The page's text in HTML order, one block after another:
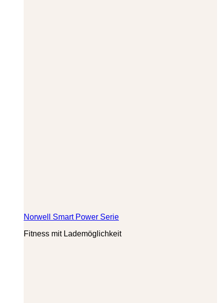
Norwell Smart Power Serie
Fitness mit Lademöglichkeit